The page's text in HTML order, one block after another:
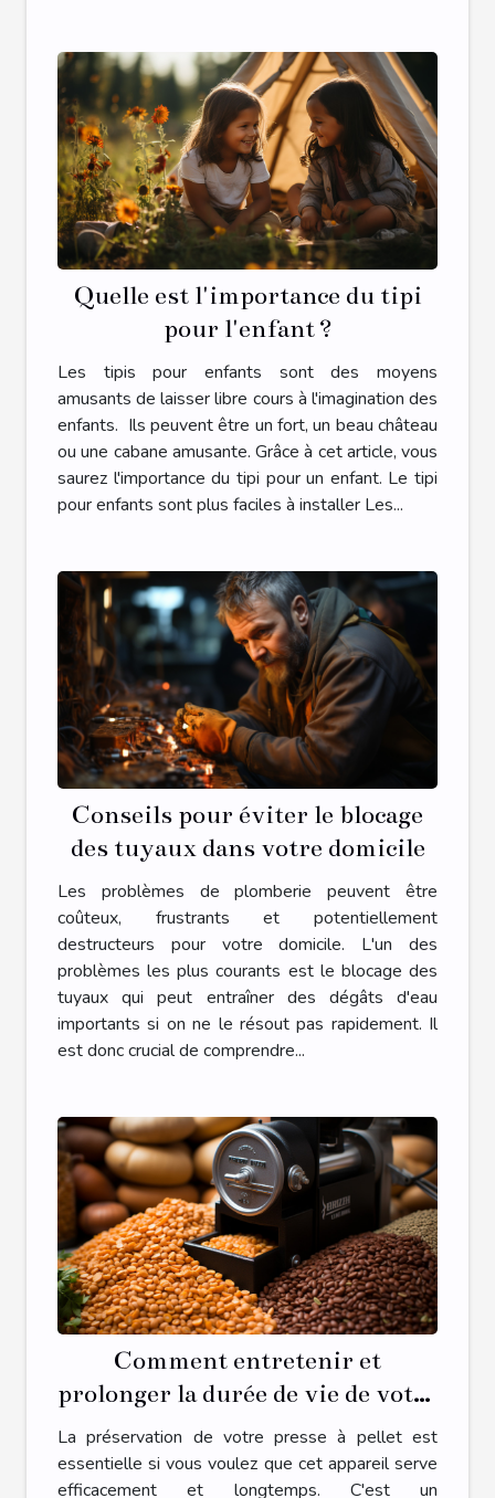
Quelle est l'importance du tipi
pour l'enfant ?
Les tipis pour enfants sont des moyens
amusants de laisser libre cours à l'imagination des
enfants. Ils peuvent être un fort, un beau château
ou une cabane amusante. Grâce à cet article, vous
saurez l'importance du tipi pour un enfant. Le tipi
pour enfants sont plus faciles à installer Les...
Conseils pour éviter le blocage
des tuyaux dans votre domicile
Les problèmes de plomberie peuvent être
coûteux, frustrants et potentiellement
destructeurs pour votre domicile. L'un des
problèmes les plus courants est le blocage des
tuyaux qui peut entraîner des dégâts d'eau
importants si on ne le résout pas rapidement. Il
est donc crucial de comprendre...
Comment entretenir et
prolonger la durée de vie de votre
presse à pellet
La préservation de votre presse à pellet est
essentielle si vous voulez que cet appareil serve
efficacement et longtemps. C'est un